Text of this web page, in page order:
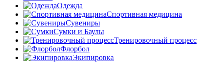
Одежда
Спортивная медицина
Сувениры
Сумки и Баулы
Тренировочный процесс
Флорбол
Экипировка